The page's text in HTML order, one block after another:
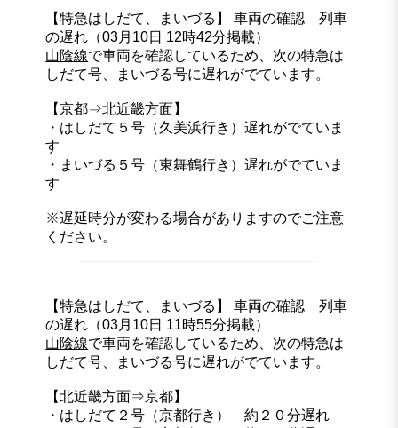
【特急はしだて、まいづる】 車両の確認 列車
の遅れ（03月10日 12時42分掲載）
山陰線で車両を確認しているため、次の特急は
しだて号、まいづる号に遅れがでています。
【京都⇒北近畿方面】
・はしだて５号（久美浜行き）遅れがでていま
す
・まいづる５号（東舞鶴行き）遅れがでていま
す
※遅延時分が変わる場合がありますのでご注意
ください。
【特急はしだて、まいづる】 車両の確認 列車
の遅れ（03月10日 11時55分掲載）
山陰線で車両を確認しているため、次の特急は
しだて号、まいづる号に遅れがでています。
【北近畿方面⇒京都】
・はしだて２号（京都行き） 約２０分遅れ